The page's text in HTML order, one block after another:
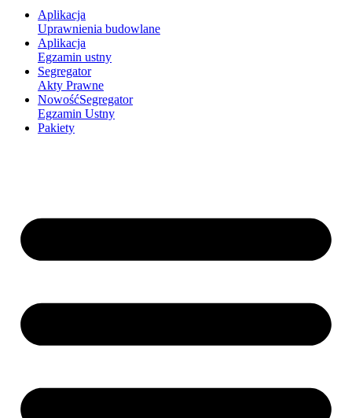
Aplikacja
Uprawnienia budowlane
Aplikacja
Egzamin ustny
Segregator
Akty Prawne
NowośćSegregator
Egzamin Ustny
Pakiety